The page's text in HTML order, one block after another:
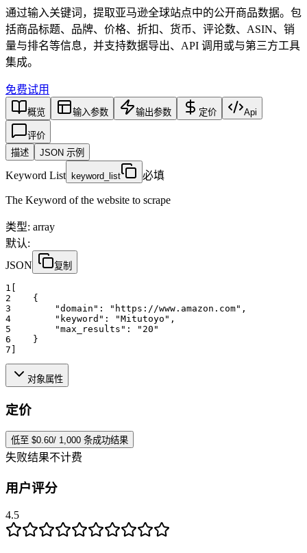
通过输入关键词，提取亚马逊全球站点中的公开商品数据。包
括商品标题、品牌、价格、折扣、货币、评论数、ASIN、销
量与排名等信息，并支持数据导出、API 调用或与第三方工具
集成。
免费试用
概览 输入参数 输出参数 定价 Api
评价
描述
JSON 示例
Keyword List keyword_list 必填
The Keyword of the website to scrape
类型: array
默认:
JSON
复制
1 [
2
    {
3
"domain": "https://www.amazon.com" ,
4
"keyword": "Mitutoyo" ,
5
"max_results":
"20"
6
    }
7 ]
对象属性
定价
低至 $0.60/ 1,000 条成功结果
失败结果不计费
用户评分
4.5